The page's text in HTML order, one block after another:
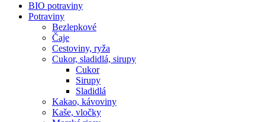
BIO potraviny
Potraviny
Bezlepkové
Čaje
Cestoviny, ryža
Cukor, sladidlá, sirupy
Cukor
Sirupy
Sladidlá
Kakao, kávoviny
Kaše, vločky